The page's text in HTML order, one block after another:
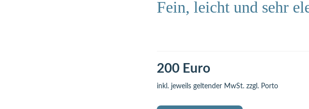
Fein, leicht und sehr
200 Euro
inkl. jeweils geltender MwSt. zzgl. Porto